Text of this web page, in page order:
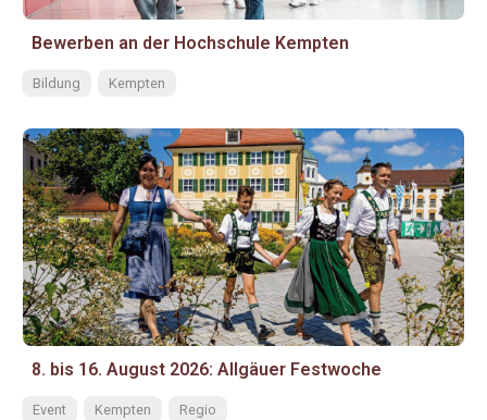
Bewerben an der Hochschule Kempten
Bildung Kempten
8. bis 16. August 2026: Allgäuer Festwoche
Event Kempten Regio